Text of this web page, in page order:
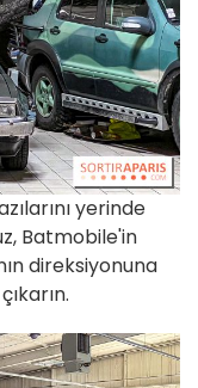
yerinde
Batmobile'in
direksiyonuna